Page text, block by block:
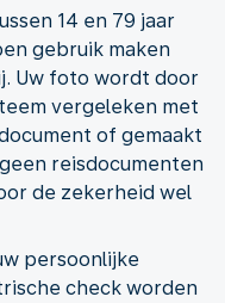
14 en 79 jaar
gebruik maken
Uw foto wordt door
vergeleken met
of gemaakt
reisdocumenten
de zekerheid wel
persoonlijke
check worden